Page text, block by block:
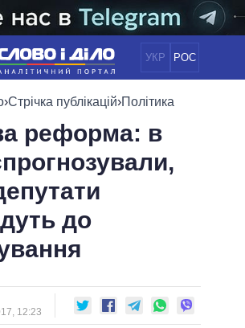
УКР РОС
НОВИНИ
ПОЛІТИКА
ЕКОНОМІКА
СУСПІЛЬСТВО
ОБIЦЯНКИ
ПОЛIТИКИ
І ОФІС
РАДА
ІНФОГРАФІКА
ВІДЕО
ПОЛІТИКІВ
›Стрічка публікацій›Політика
реформа: в
до
12:23